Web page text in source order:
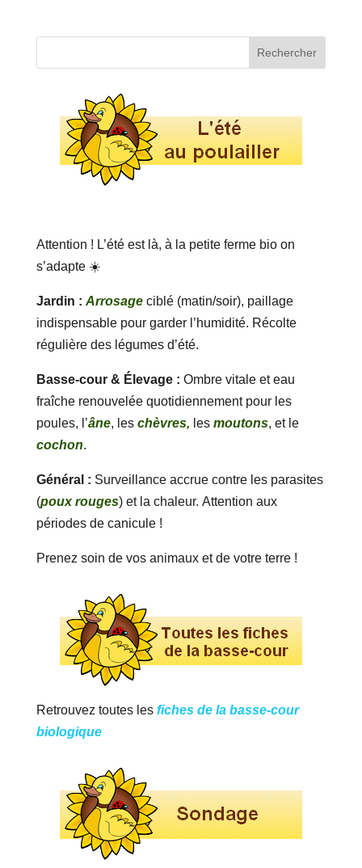
Attention ! L’été est là, à la petite ferme bio on
s’adapte ☀️
Jardin : Arrosageciblé (matin/soir), paillage
indispensable pour garder l’humidité. Récolte
régulière des légumes d’été.
Basse-cour & Élevage : Ombre vitale et eau
fraîche renouvelée quotidiennement pour les
poules, l’âne, les chèvres, les moutons, et le
cochon.
Général : Surveillance accrue contre les parasites
(poux rouges) et la chaleur. Attention aux
périodes de canicule !
Prenez soin de vos animaux et de votre terre !
Retrouvez toutes les fiches de la basse-cour
biologique